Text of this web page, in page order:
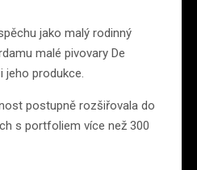
jako malý rodinný
malé pivovary De
jeho produkce.
postupně rozšiřovala do
s portfoliem více než 300